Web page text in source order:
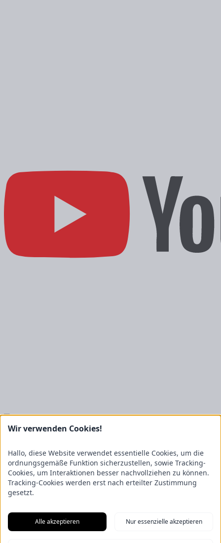
Kontakt
Zum Kreuzkamp 7
27404 Heeslingen
Unternehmensbereiche
Fricke HoldingFricke LandmaschinenFricke
Nutzfahrzeuge
Übersicht
ImpressumDatenschutzerklärung
Kontakt
Aus unserem Blog
Wir verwenden Cookies!
Hallo, diese Website verwendet essentielle Cookies, um die
ordnungsgemäße Funktion sicherzustellen, sowie Tracking-
Cookies, um Interaktionen besser nachvollziehen zu können.
Tracking-Cookies werden erst nach erteilter Zustimmung
gesetzt.
Alle akzeptieren Nur essenzielle akzeptieren